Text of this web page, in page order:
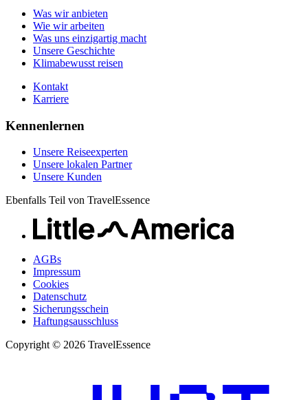
Kontakt
Karriere
Unsere Kunden
Was wir anbieten
Wie wir arbeiten
Was uns einzigartig macht
Unsere Geschichte
Klimabewusst reisen
Kontakt
Karriere
Kennenlernen
Unsere Reiseexperten
Unsere lokalen Partner
Unsere Kunden
Ebenfalls Teil von TravelEssence
AGBs
Impressum
Cookies
Datenschutz
Sicherungsschein
Haftungsausschluss
Copyright © 2026 TravelEssence